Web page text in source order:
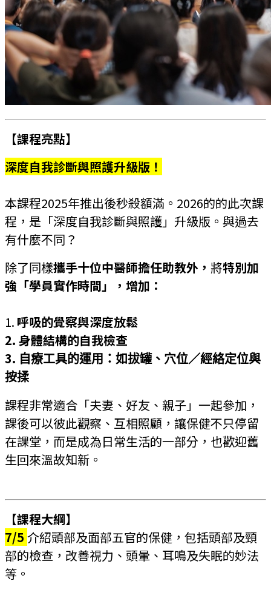
【課程亮點】
深度自我診斷與照護升級版！
本課程2025年推出後秒殺額滿。2026的的此次課
程，是「深度自我診斷與照護」升級版。與過去
有什麼不同？
除了同樣攜手十位中醫師擔任助教外， 將特別加
強「學員實作時間」，增加：
1.呼吸的覺察與深度放鬆
2. 身體結構的自我檢查
3. 自療工具的運用：如拔罐、穴位／經絡定位與
按揉
課程非常適合「夫妻、好友、親子」一起參加，
課後可以彼此觀察、互相照顧，讓保健不只停留
在課堂，而是成為日常生活的一部分，也歡迎舊
生回來溫故知新。
【課程大綱】
7/5 介紹頭部及面部五官的保健，包括頭部及頸
部的檢查，改善視力、頭暈、耳鳴及失眠的妙法
等。